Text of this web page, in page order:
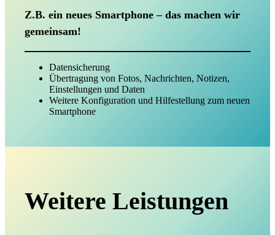
Z.B. ein neues Smartphone – das machen wir
gemeinsam!
Datensicherung
Übertragung von Fotos, Nachrichten, Notizen,
Einstellungen und Daten
Weitere Konfiguration und Hilfestellung zum neuen
Smartphone
Weitere Leistungen